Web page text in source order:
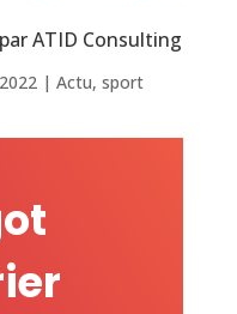
ATID Consulting
| Actu, sport